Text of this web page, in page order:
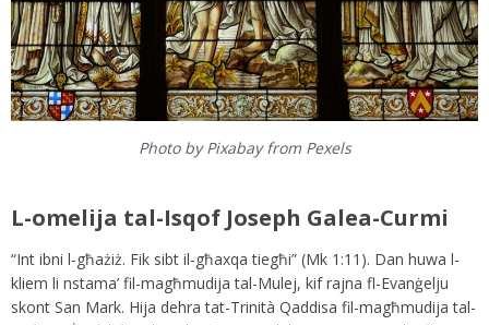
Photo by Pixabay from Pexels
L-omelija tal-Isqof Joseph Galea-Curmi
“Int ibni l-għażiż. Fik sibt il-għaxqa tiegħi” (Mk 1:11). Dan huwa l-
kliem li nstama’ fil-magħmudija tal-Mulej, kif rajna fl-Evanġelju
skont San Mark. Hija dehra tat-Trinità Qaddisa fil-magħmudija tal-